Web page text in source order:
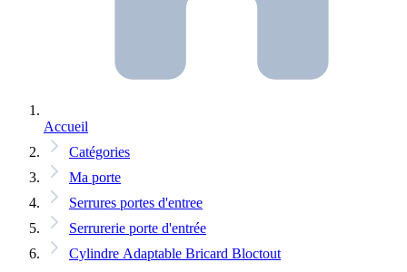
Accueil
Catégories
Ma porte
Serrures portes d'entree
Serrurerie porte d'entrée
Cylindre Adaptable Bricard Bloctout